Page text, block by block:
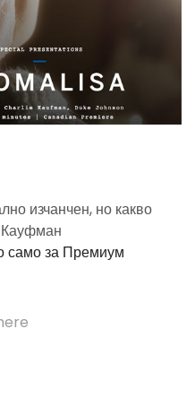
изчанчен, но какво
Кауфман
само за Премиум